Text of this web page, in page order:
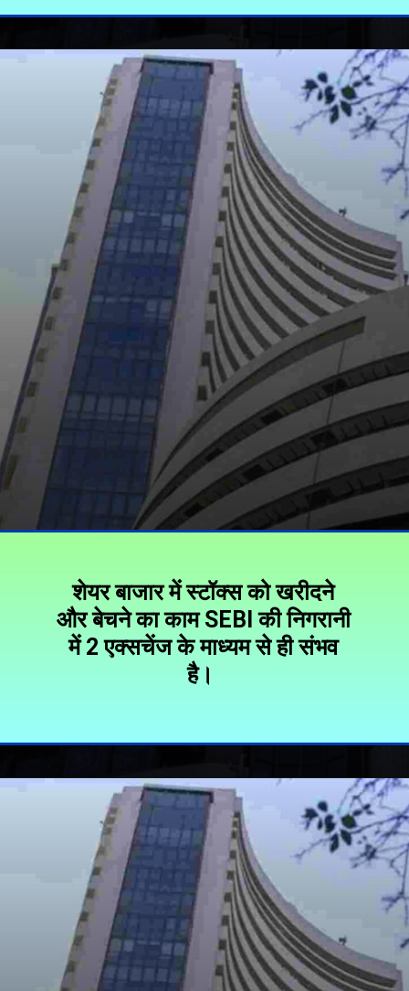
शेयर बाजार में स्टॉक्स को खरीदने
और बेचने का काम SEBI की निगरानी
में 2 एक्सचेंज के माध्यम से ही संभव
है।